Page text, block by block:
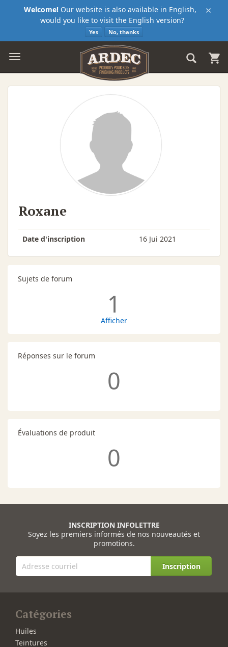
×
Welcome! Our website is also available in English,
would you like to visit the English version?
Yes No, thanks
Roxane
Date d'inscription 16 Jui 2021
Sujets de forum
1
Afficher
Réponses sur le forum
0
Évaluations de produit
0
INSCRIPTION INFOLETTRE
Soyez les premiers informés de nos nouveautés et
promotions.
Inscription
Catégories
Huiles
Teintures